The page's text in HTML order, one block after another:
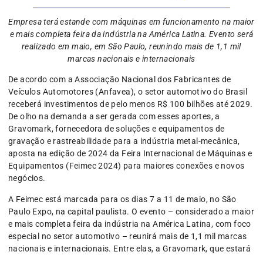
Empresa terá estande com máquinas em funcionamento na maior
e mais completa feira da indústria na América Latina. Evento será
realizado em maio, em São Paulo, reunindo mais de 1,1 mil
marcas nacionais e internacionais
De acordo com a Associação Nacional dos Fabricantes de
Veículos Automotores (Anfavea), o setor automotivo do Brasil
receberá investimentos de pelo menos R$ 100 bilhões até 2029.
De olho na demanda a ser gerada com esses aportes, a
Gravomark, fornecedora de soluções e equipamentos de
gravação e rastreabilidade para a indústria metal-mecânica,
aposta na edição de 2024 da Feira Internacional de Máquinas e
Equipamentos (Feimec 2024) para maiores conexões e novos
negócios.
A Feimec está marcada para os dias 7 a 11 de maio, no São
Paulo Expo, na capital paulista. O evento – considerado a maior
e mais completa feira da indústria na América Latina, com foco
especial no setor automotivo – reunirá mais de 1,1 mil marcas
nacionais e internacionais. Entre elas, a Gravomark, que estará